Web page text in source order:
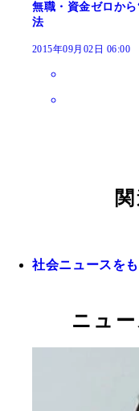
無職・資金ゼロか
法
2015年09月02日 06:00
社会ニュースを
ニュ